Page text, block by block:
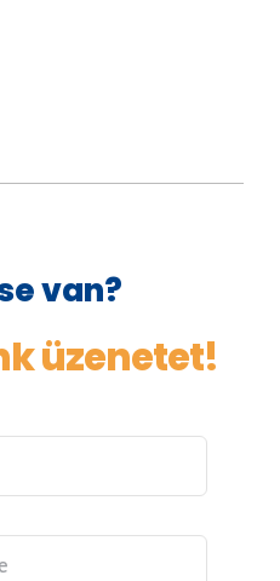
van?
üzenetet!